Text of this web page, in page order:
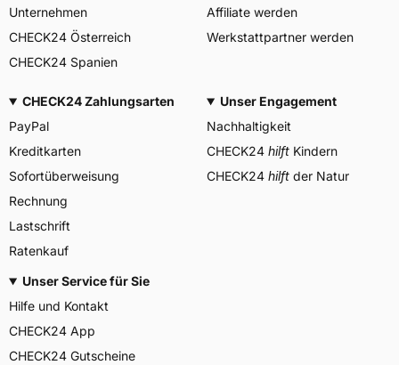
Herstellerkontakt
Carmes-Déchaux 23 63000
contact@tc.michelin.eu
Unternehmen
CHECK24 Österreich
CHECK24 Spanien
Affiliate werden
Werkstattpartner werden
CHECK24 Zahlungsarten
PayPal
Kreditkarten
Sofortüberweisung
Rechnung
Lastschrift
Ratenkauf
Unser Engagement
Nachhaltigkeit
CHECK24 hilft Kindern
CHECK24 hilft der Natur
Unser Service für Sie
Hilfe und Kontakt
CHECK24 App
CHECK24 Gutscheine